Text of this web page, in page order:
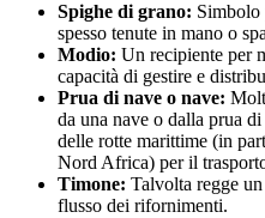
Spighe di grano: Simbolo
spesso tenute in mano o
Modio: Un recipiente per
capacità di gestire e
Prua di nave o nave:
da una nave o dalla prua
delle rotte marittime (in
Nord Africa) per il
Timone: Talvolta regge
flusso dei rifornimenti.